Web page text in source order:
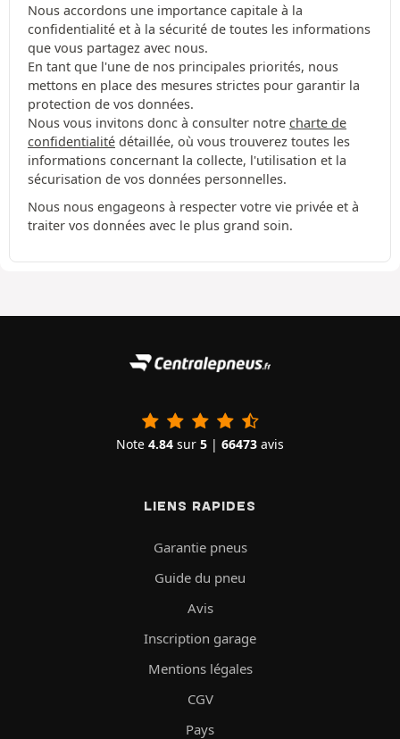
Nous accordons une importance capitale à la
confidentialité et à la sécurité de toutes les informations
que vous partagez avec nous.
En tant que l'une de nos principales priorités, nous
mettons en place des mesures strictes pour garantir la
protection de vos données.
Nous vous invitons donc à consulter notre charte de
confidentialité détaillée, où vous trouverez toutes les
informations concernant la collecte, l'utilisation et la
sécurisation de vos données personnelles.
Nous nous engageons à respecter votre vie privée et à
traiter vos données avec le plus grand soin.
Note 4.84 sur 5 | 66473 avis
LIENS RAPIDES
Garantie pneus
Guide du pneu
Avis
Inscription garage
Mentions légales
CGV
Pays